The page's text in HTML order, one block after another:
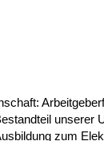
unserer
zum